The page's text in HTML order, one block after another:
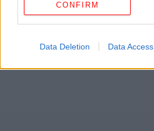
CONFIRM
Data Deletion Data Access